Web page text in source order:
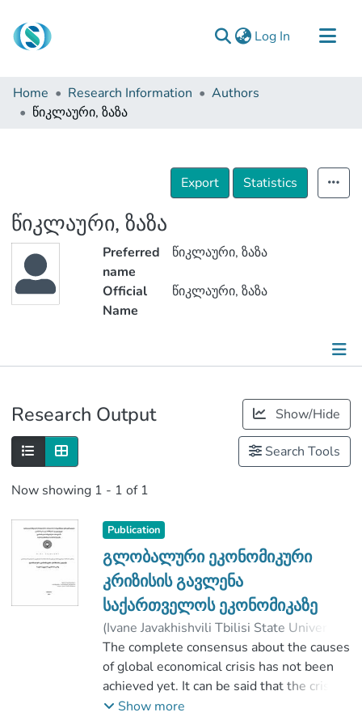
Log In (current)
Communities & Collections
Browse
Home Research Information
Authors
წიკლაური, ზაზა
Export Statistics
წიკლაური, ზაზა
Preferred
name
წიკლაური, ზაზა
Official
Name
წიკლაური, ზაზა
Research Output Show/Hide
Search Tools
Now showing 1 - 1 of 1
Publication
გლობალური ეკონომიკური
კრიზისის გავლენა
საქართველოს ეკონომიკაზე
(Ivane Javakhishvili Tbilisi State University
2019)წიკლაური, ზაზა
;
ჩიქობავა, მალხაზ
;
Faculty of Economics and Business
Ivane Javakhishvili Tbilisi State University
The complete consensus about the causes
of global economical crisis has not been
achieved yet. It can be said that the crisis
of 2007-2008 gives many questions till
Show more